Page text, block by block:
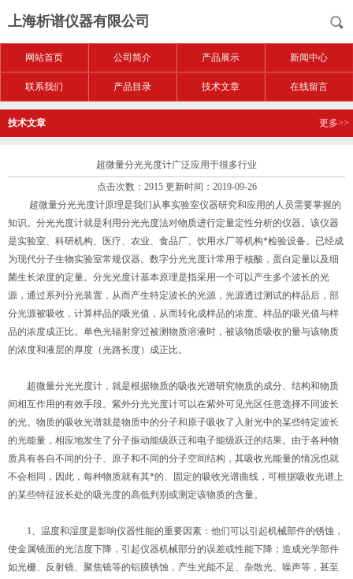
上海析谱仪器有限公司
网站首页 公司简介 产品展示 新闻中心
联系我们 产品目录 技术文章 在线留言
技术文章 更多>>
超微量分光光度计广泛应用于很多行业
点击次数：2915 更新时间：2019-09-26
超微量分光光度计原理是我们从事实验室仪器研究和应用的人员需要掌握的
知识。分光光度计就是利用分光光度法对物质进行定量定性分析的仪器。该仪器
是实验室、科研机构、医疗、农业、食品厂、饮用水厂等机构*检验设备。已经成
为现代分子生物实验室常规仪器。数字分光光度计常用于核酸，蛋白定量以及细
菌生长浓度的定量。分光光度计基本原理是指采用一个可以产生多个波长的光
源，通过系列分光装置，从而产生特定波长的光源，光源透过测试的样品后，部
分光源被吸收，计算样品的吸光值，从而转化成样品的浓度。样品的吸光值与样
品的浓度成正比。单色光辐射穿过被测物质溶液时，被该物质吸收的量与该物质
的浓度和液层的厚度（光路长度）成正比。
超微量分光光度计，就是根据物质的吸收光谱研究物质的成分、结构和物质
间相互作用的有效手段。紫外分光光度计可以在紫外可见光区任意选择不同波长
的光。物质的吸收光谱就是物质中的分子和原子吸收了入射光中的某些特定波长
的光能量，相应地发生了分子振动能级跃迁和电子能级跃迁的结果。由于各种物
质具有各自不同的分子、原子和不同的分子空间结构，其吸收光能量的情况也就
不会相同，因此，每种物质就有其*的、固定的吸收光谱曲线，可根据吸收光谱上
的某些特征波长处的吸光度的高低判别或测定该物质的含量。
1、温度和湿度是影响仪器性能的重要因素：他们可以引起机械部件的锈蚀，
使金属镜面的光洁度下降，引起仪器机械部分的误差或性能下降；造成光学部件
如光栅、反射镜、聚焦镜等的铝膜锈蚀，产生光能不足、杂散光、噪声等，甚至